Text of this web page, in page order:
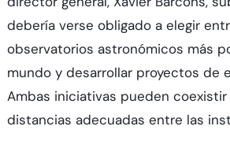
debería verse obligado a elegir
observatorios astronómicos más
mundo y desarrollar proyectos de
Ambas iniciativas pueden
distancias adecuadas entre las